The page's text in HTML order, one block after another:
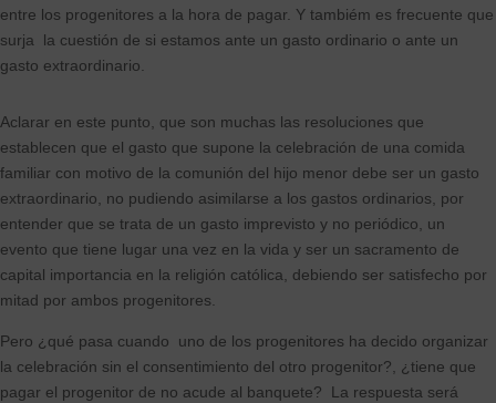
entre los progenitores a la hora de pagar. Y tambiém es frecuente que
surja la cuestión de si estamos ante un gasto ordinario o ante un
gasto extraordinario.
Aclarar en este punto, que son muchas las resoluciones que
establecen que el gasto que supone la celebración de una comida
familiar con motivo de la comunión del hijo menor debe ser un gasto
extraordinario, no pudiendo asimilarse a los gastos ordinarios, por
entender que se trata de un gasto imprevisto y no periódico, un
evento que tiene lugar una vez en la vida y ser un sacramento de
capital importancia en la religión católica, debiendo ser satisfecho por
mitad por ambos progenitores.
Pero ¿qué pasa cuando uno de los progenitores ha decido organizar
la celebración sin el consentimiento del otro progenitor?, ¿tiene que
pagar el progenitor de no acude al banquete? La respuesta será